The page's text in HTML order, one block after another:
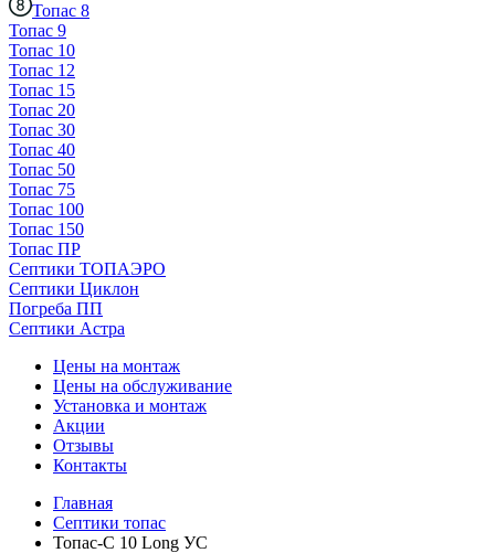
Топас 8
Топас 9
Топас 10
Топас 12
Топас 15
Топас 20
Топас 30
Топас 40
Топас 50
Топас 75
Топас 100
Топас 150
Топас ПР
Септики ТОПАЭРО
Септики Циклон
Погреба ПП
Септики Астра
Цены на монтаж
Цены на обслуживание
Установка и монтаж
Акции
Отзывы
Контакты
Главная
Септики топас
Топас-С 10 Long УС